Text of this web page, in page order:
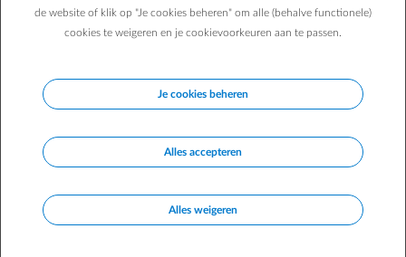
Veelgestelde vragen
Moet ik iets extra activeren tijdens een laadsessie om het
Ik kan mijn wagen wel koppelen aan de Smart App, maar hij
de website of klik op "Je cookies beheren" om alle (behalve functionele)
cookies te weigeren en je cookievoorkeuren aan te passen.
Je cookies beheren
Alles accepteren
Alles weigeren